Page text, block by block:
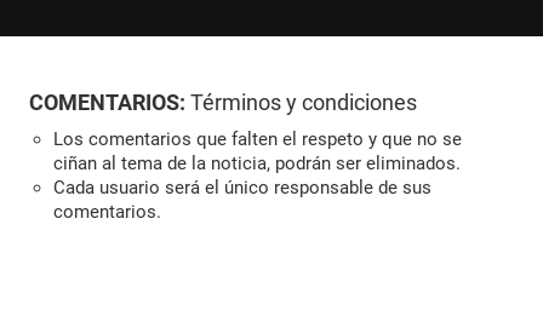
COMENTARIOS: Términos y condiciones
Los comentarios que falten el respeto y que no se
ciñan al tema de la noticia, podrán ser eliminados.
Cada usuario será el único responsable de sus
comentarios.